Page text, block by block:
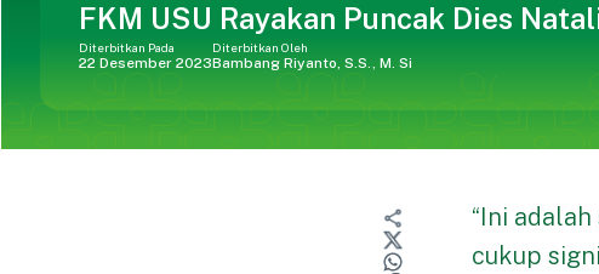
FKM USU Rayakan Puncak Dies
Diterbitkan Pada
22 Desember 2023
Diterbitkan Oleh
Bambang Riyanto, S.S., M. Si
“Ini
cukup